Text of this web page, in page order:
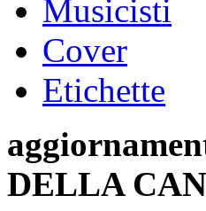
Musicisti
Cover
Etichette
DELLA